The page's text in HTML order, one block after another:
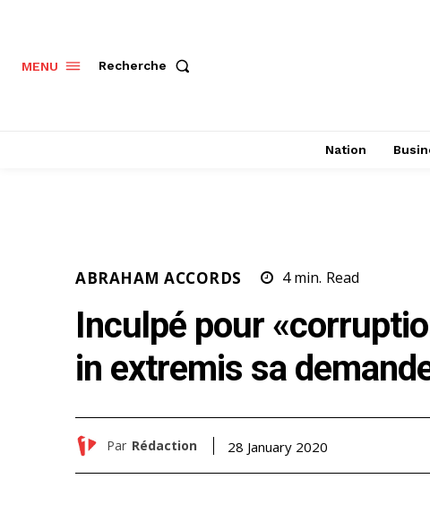
MENU Recherche
Nation
ABRAHAM ACCORDS 4min. Read
Inculpé pour
in extremis sa
Par Rédaction 28 January 2020